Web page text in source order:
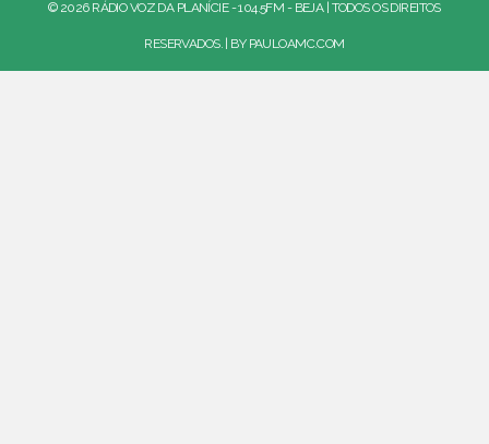
© 2026 RÁDIO VOZ DA PLANÍCIE - 104.5FM - BEJA | TODOS OS DIREITOS
RESERVADOS. | BY PAULOAMC.COM